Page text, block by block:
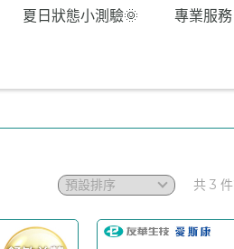
夏日狀態小測驗🌞 專業服務
共 3